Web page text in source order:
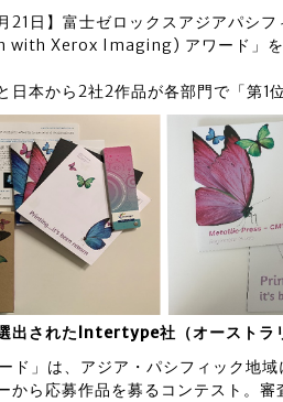
21日】富士ゼロックスアジアパシ
Xerox Imaging) アワード」を
日本から2社2作品が各部門で「第1
出されたIntertype社（オーストラ
ド」は、アジア・パシフィック地
から応募作品を募るコンテスト。